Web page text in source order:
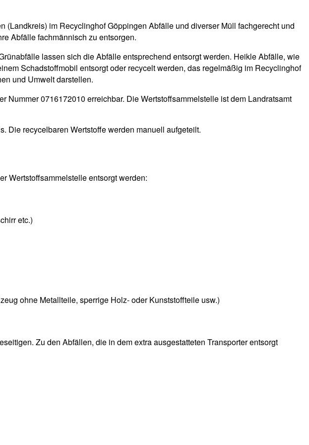
im Recyclinghof Göppingen Abfälle und diverser Müll fachgerecht und
Abfälle fachmännisch zu entsorgen.
lassen sich die Abfälle entsprechend entsorgt werden. Heikle Abfälle, wie
Schadstoffmobil entsorgt oder recycelt werden, das regelmäßig im Recyclinghof
und Umwelt darstellen.
0716172010 erreichbar. Die Wertstoffsammelstelle ist dem Landratsamt
Die recycelbaren Wertstoffe werden manuell aufgeteilt.
Wertstoffsammelstelle entsorgt werden:
etc.)
ohne Metallteile, sperrige Holz- oder Kunststoffteile usw.)
Zu den Abfällen, die in dem extra ausgestatteten Transporter entsorgt